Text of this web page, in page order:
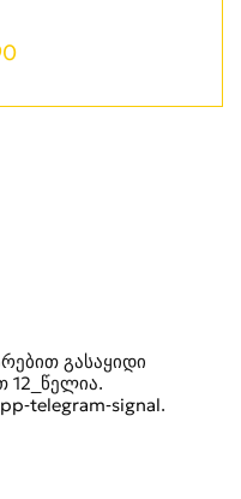
გასაყიდი
12_წელია.
telegram-signal.